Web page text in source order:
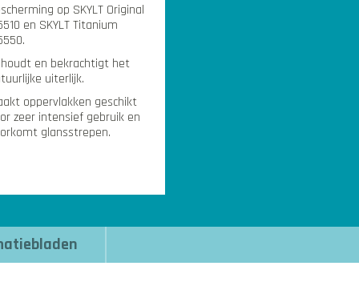
op SKYLT Original
en SKYLT Titanium
en bekrachtigt het
uiterlijk.
oppervlakken geschikt
zeer intensief gebruik en
glansstrepen.